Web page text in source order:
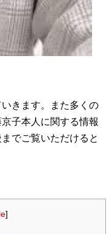
きます。また多くの
子本人に関する情報
でご覧いただけると
]